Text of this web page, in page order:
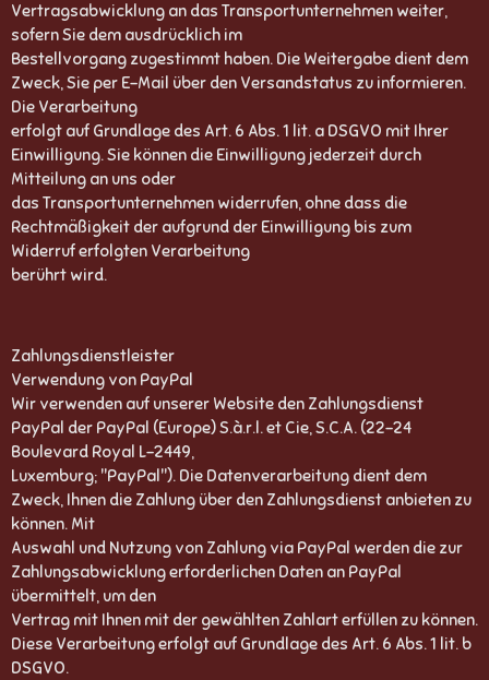
Vertragsabwicklung an das Transportunternehmen weiter,
sofern Sie dem ausdrücklich im
Bestellvorgang zugestimmt haben. Die Weitergabe dient dem
Zweck, Sie per E-Mail über den Versandstatus zu informieren.
Die Verarbeitung
erfolgt auf Grundlage des Art. 6 Abs. 1 lit. a DSGVO mit Ihrer
Einwilligung. Sie können die Einwilligung jederzeit durch
Mitteilung an uns oder
das Transportunternehmen widerrufen, ohne dass die
Rechtmäßigkeit der aufgrund der Einwilligung bis zum
Widerruf erfolgten Verarbeitung
berührt wird.
Zahlungsdienstleister
Verwendung von PayPal
Wir verwenden auf unserer Website den Zahlungsdienst
PayPal der PayPal (Europe) S.à.r.l. et Cie, S.C.A. (22-24
Boulevard Royal L-2449,
Luxemburg; "PayPal"). Die Datenverarbeitung dient dem
Zweck, Ihnen die Zahlung über den Zahlungsdienst anbieten zu
können. Mit
Auswahl und Nutzung von Zahlung via PayPal werden die zur
Zahlungsabwicklung erforderlichen Daten an PayPal
übermittelt, um den
Vertrag mit Ihnen mit der gewählten Zahlart erfüllen zu können.
Diese Verarbeitung erfolgt auf Grundlage des Art. 6 Abs. 1 lit. b
DSGVO.